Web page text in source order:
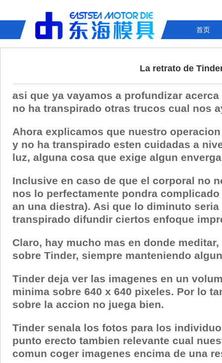
首页
La retrato de
asi que ya vayamos a profundizar
no ha transpirado otras trucos cual nos
Ahora explicamos que nuestro
y no ha transpirado esten cuidadas a
luz, alguna cosa que exige algun
Inclusive en caso de que el corporal no
nos lo perfectamente pondra
an una diestra). Asi que lo diminuto
transpirado difundir ciertos enfoque
Claro, hay mucho mas en donde
sobre Tinder, siempre manteniendo
Tinder deja ver las imagenes en un
minima sobre 640 x 640 pixeles. Por lo
sobre la accion no juega bien.
Tinder senala los fotos para los
punto erecto tambien relevante cual
comun coger imagenes encima de una